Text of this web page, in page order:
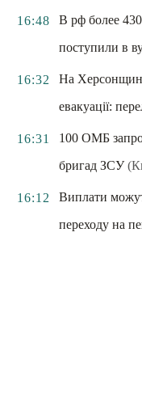
16:48
В рф более
поступили в
16:32
На
евакуації:
16:31
100 ОМБ
бригад ЗСУ
16:12
Виплати
переходу на